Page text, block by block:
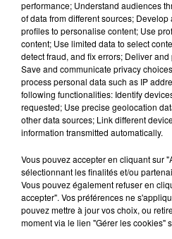
RÉGIS BROUARD, INVITÉ DU
Un nouvel épisode de Rouge
performance; Understand audiences
of data from different sources;
profiles to personalise content; Use
content; Use limited data to select
detect fraud, and fix errors; Deliver
Save and communicate privacy
process personal data such as IP
following functionalities: Identify
requested; Use precise geolocation
other data sources; Link different
information transmitted automatically.
Vous pouvez accepter en cliquant sur
sélectionnant les finalités et/ou
Vous pouvez également refuser en
accepter". Vos préférences ne
pouvez mettre à jour vos choix, ou
moment via le lien "Gérer les cookies"